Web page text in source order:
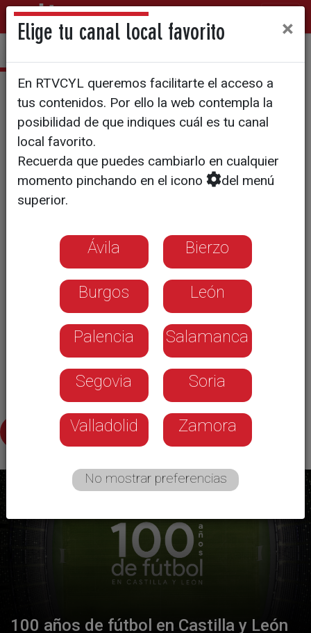
Programas
A B
G
H I J K
L
S T U V
X
Y Z #
100 años de fútbol en Castilla y León
Elige tu canal local favorito ×
En RTVCYL queremos facilitarte el acceso a
tus contenidos. Por ello la web contempla la
posibilidad de que indiques cuál es tu canal
local favorito.
Recuerda que puedes cambiarlo en cualquier
momento pinchando en el icono
del menú
superior.
Ávila Bierzo
Burgos León
Palencia Salamanca
Segovia Soria
Valladolid Zamora
No mostrar preferencias